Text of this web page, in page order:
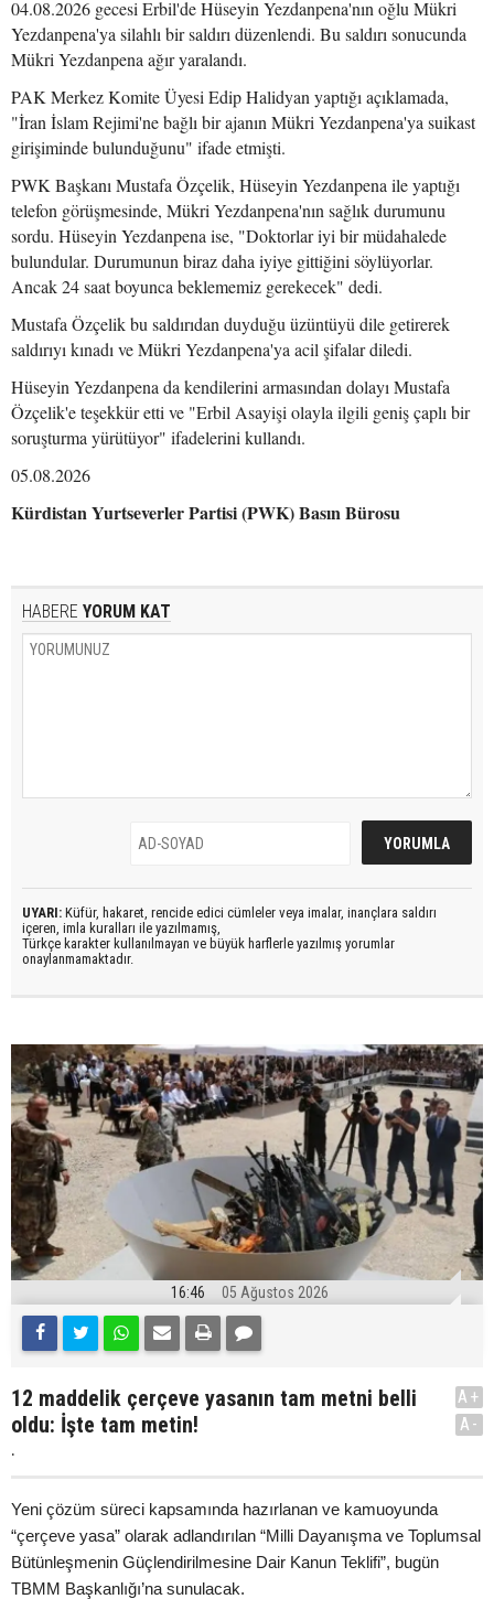
04.08.2026 gecesi Erbil'de Hüseyin Yezdanpena'nın oğlu Mükri
Yezdanpena'ya silahlı bir saldırı düzenlendi. Bu saldırı sonucunda
Mükri Yezdanpena ağır yaralandı.
PAK Merkez Komite Üyesi Edip Halidyan yaptığı açıklamada,
"İran İslam Rejimi'ne bağlı bir ajanın Mükri Yezdanpena'ya suikast
girişiminde bulunduğunu" ifade etmişti.
PWK Başkanı Mustafa Özçelik, Hüseyin Yezdanpena ile yaptığı
telefon görüşmesinde, Mükri Yezdanpena'nın sağlık durumunu
sordu. Hüseyin Yezdanpena ise, "Doktorlar iyi bir müdahalede
bulundular. Durumunun biraz daha iyiye gittiğini söylüyorlar.
Ancak 24 saat boyunca beklememiz gerekecek" dedi.
Mustafa Özçelik bu saldırıdan duyduğu üzüntüyü dile getirerek
saldırıyı kınadı ve Mükri Yezdanpena'ya acil şifalar diledi.
Hüseyin Yezdanpena da kendilerini armasından dolayı Mustafa
Özçelik'e teşekkür etti ve "Erbil Asayişi olayla ilgili geniş çaplı bir
soruşturma yürütüyor" ifadelerini kullandı.
05.08.2026
Kürdistan Yurtseverler Partisi (PWK) Basın Bürosu
HABERE YORUM KAT
UYARI: Küfür, hakaret, rencide edici cümleler veya imalar, inançlara saldırı
içeren, imla kuralları ile yazılmamış,
Türkçe karakter kullanılmayan ve büyük harflerle yazılmış yorumlar
onaylanmamaktadır.
16:46 05 Ağustos 2026
12 maddelik çerçeve yasanın tam metni belli
oldu: İşte tam metin!
.
A+
A-
Yeni çözüm süreci kapsamında hazırlanan ve kamuoyunda
“çerçeve yasa” olarak adlandırılan “Milli Dayanışma ve Toplumsal
Bütünleşmenin Güçlendirilmesine Dair Kanun Teklifi”, bugün
TBMM Başkanlığı’na sunulacak.